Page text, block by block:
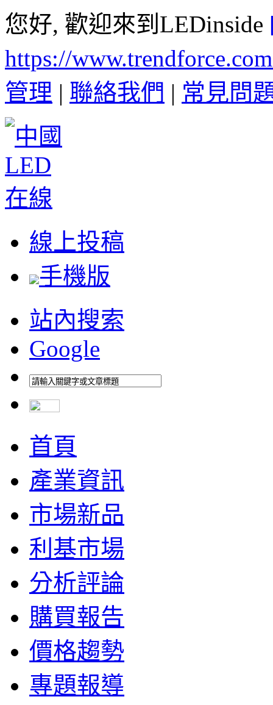
您好, 歡迎來到LEDinside
https://
管理 | 聯絡我們 | 常見問
線上投稿
手機版
站內搜索
Google
首頁
產業資訊
市場新品
利基市場
分析評論
購買報告
價格趨勢
專題報導